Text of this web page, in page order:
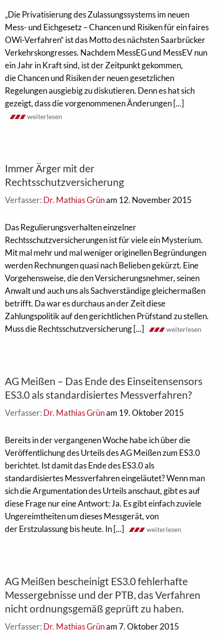
„Die Privatisierung des Zulassungssystems im neuen
Mess-­ und Eichgesetz – Chancen und Risiken für ein faires
OWi­-Verfahren“ ist das Motto des nächsten Saarbrücker
Verkehrskongresses. Nachdem MessEG und MessEV nun
ein Jahr in Kraft sind, ist der Zeitpunkt gekommen,
die Chancen und Risiken der neuen gesetzlichen
Regelungen ausgiebig zu diskutieren. Denn es hat sich
gezeigt, dass die vorgenommenen Änderungen [...]
weiterlesen
Immer Ärger mit der
Rechtsschutzversicherung
Verfasser: Dr. Mathias Grünam 12. November 2015
Das Regulierungsverhalten einzelner
Rechtsschutzversicherungen ist für viele ein Mysterium.
Mit mal mehr und mal weniger originellen Begründungen
werden Rechnungen quasi nach Belieben gekürzt. Eine
Vorgehensweise, die den Versicherungsnehmer, seinen
Anwalt und auch uns als Sachverständige gleichermaßen
betrifft. Da war es durchaus an der Zeit diese
Zahlungspolitik auf den gerichtlichen Prüfstand zu stellen.
Muss die Rechtsschutzversicherung [...]
weiterlesen
AG Meißen – Das Ende des Einseitensensors
ES3.0 als standardisiertes Messverfahren?
Verfasser: Dr. Mathias Grünam 19. Oktober 2015
Bereits in der vergangenen Woche habe ich über die
Veröffentlichung des Urteils des AG Meißen zum ES3.0
berichtet. Ist damit das Ende des ES3.0 als
standardisiertes Messverfahren eingeläutet? Wenn man
sich die Argumentation des Urteils anschaut, gibt es auf
diese Frage nur eine Antwort: Ja. Es gibt einfach zuviele
Ungereimtheiten um dieses Messgerät, von
der Erstzulassung bis heute. In [...]
weiterlesen
AG Meißen bescheinigt ES3.0 fehlerhafte
Messergebnisse und der PTB, das Verfahren
nicht ordnungsgemäß geprüft zu haben.
Verfasser: Dr. Mathias Grünam 7. Oktober 2015